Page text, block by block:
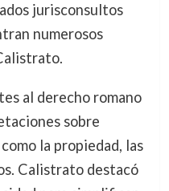
jurisconsultos
numerosos
al derecho romano
sobre
la propiedad, las
Calistrato destacó